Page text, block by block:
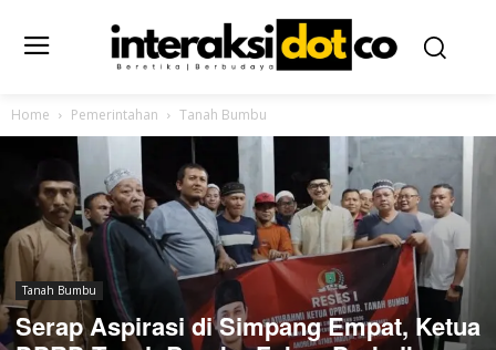
Home Pemerintahan Tanah Bumbu
Tanah Bumbu
Serap Aspirasi di Simpang Empat, Ketua